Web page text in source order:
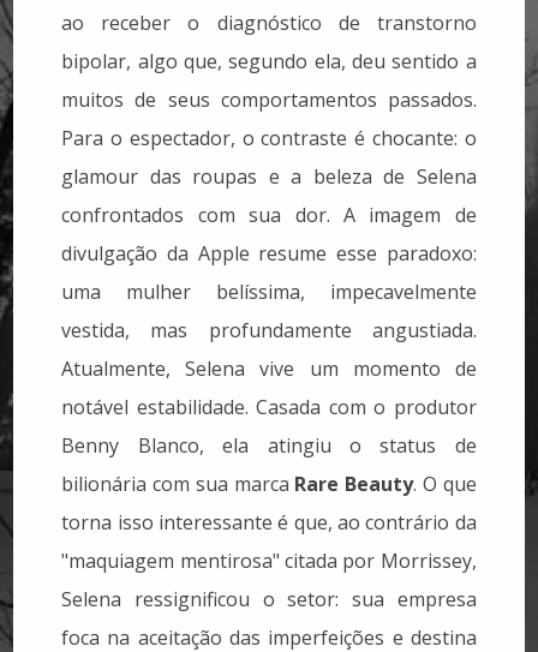
ao receber o diagnóstico de transtorno
bipolar, algo que, segundo ela, deu sentido a
muitos de seus comportamentos passados.
Para o espectador, o contraste é chocante: o
glamour das roupas e a beleza de Selena
confrontados com sua dor. A imagem de
divulgação da Apple resume esse paradoxo:
uma mulher belíssima, impecavelmente
vestida, mas profundamente angustiada.
Atualmente, Selena vive um momento de
notável estabilidade. Casada com o produtor
Benny Blanco, ela atingiu o status de
bilionária com sua marca Rare Beauty. O que
torna isso interessante é que, ao contrário da
"maquiagem mentirosa" citada por Morrissey,
Selena ressignificou o setor: sua empresa
foca na aceitação das imperfeições e destina